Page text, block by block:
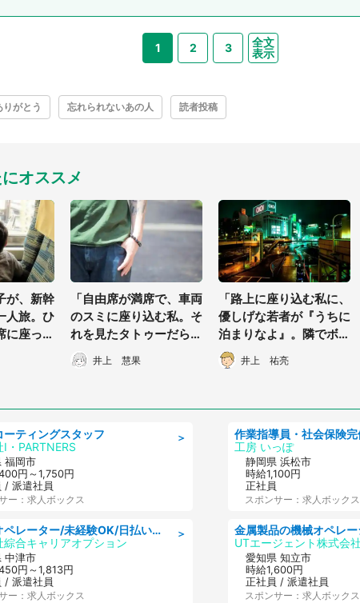
1 2 3
全文
表示
がとう 忘れられないあの人 読者投稿
オススメ
が、新幹
人旅。ひ
に座った
者
60代
「自由席が満席で、車両
のスミに座り込む私。そ
れを見たタトゥーだらけ
の男が近づいてきて...」
（愛知県・40代女性）
井上 慧果
「路上に座り込む私に、
優しげな若者が『うちに
泊まりなよ』。隣でボロ
ボロの老人がそれを聞い
ていて...」（千葉県・4
井上 祐亮
＞
ーティングスタッフ
・PARTNERS
福岡市
円～1,750円
/ 派遣社員
ー：求人ボックス
＞
マシンオペレーター/未経験OK/日払いOK/寮費無料/交替制/20・30・40代活躍中
綜合キャリアオプション
中津市
円～1,813円
/ 派遣社員
ー：求人ボックス
工房 いっぽ
静岡県 浜松市
時給1,100円
正社員
スポンサー：求人ボックス
愛知県 知立市
時給1,600円
正社員 / 派遣社員
スポンサー：求人ボックス